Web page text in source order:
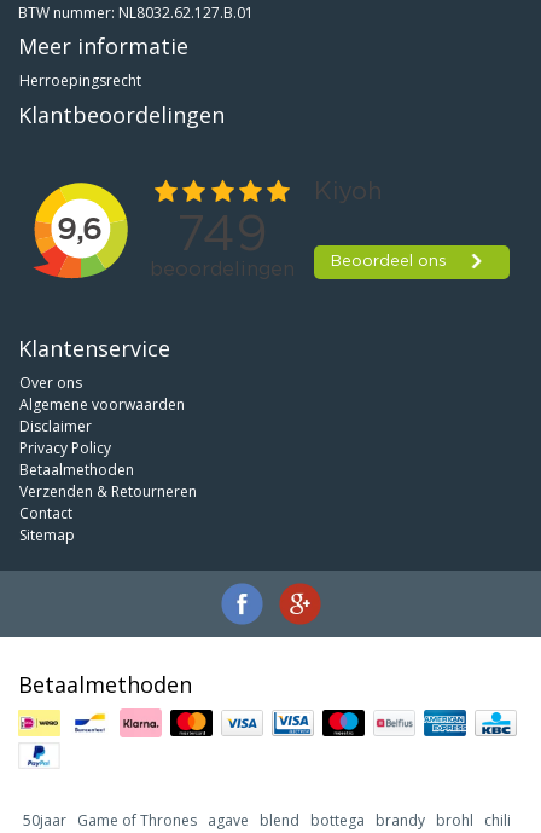
BTW nummer: NL8032.62.127.B.01
Meer informatie
Herroepingsrecht
Klantbeoordelingen
Klantenservice
Over ons
Algemene voorwaarden
Disclaimer
Privacy Policy
Betaalmethoden
Verzenden & Retourneren
Contact
Sitemap
Betaalmethoden
50jaar Game of Thrones agave blend bottega brandy brohl
chili